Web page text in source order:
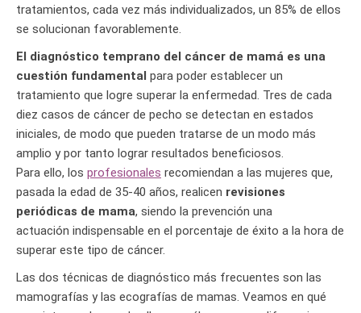
tratamientos, cada vez más individualizados, un 85% de ellos
se solucionan favorablemente.
El diagnóstico temprano del cáncer de mamá es una
cuestión fundamental para poder establecer un
tratamiento que logre superar la enfermedad. Tres de cada
diez casos de cáncer de pecho se detectan en estados
iniciales, de modo que pueden tratarse de un modo más
amplio y por tanto lograr resultados beneficiosos.
Para ello, los profesionales recomiendan a las mujeres que,
pasada la edad de 35-40 años, realicen revisiones
periódicas de mama, siendo la prevención una
actuación indispensable en el porcentaje de éxito a la hora de
superar este tipo de cáncer.
Las dos técnicas de diagnóstico más frecuentes son las
mamografías y las ecografías de mamas. Veamos en qué